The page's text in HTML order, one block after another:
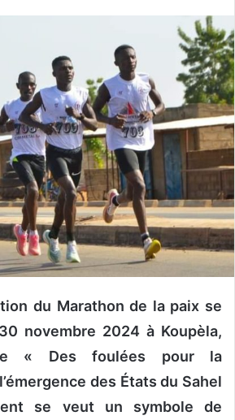
du Marathon de la paix se
novembre 2024 à Koupèla,
« Des foulées pour la
des États du Sahel
se veut un symbole de